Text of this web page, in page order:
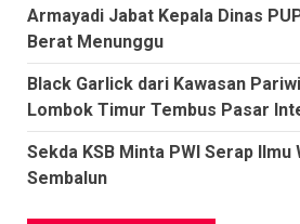
Armayadi Jabat Kepala Dinas
Berat Menunggu
Black Garlick dari Kawasan
Lombok Timur Tembus Pasar
Sekda KSB Minta PWI Serap
Sembalun